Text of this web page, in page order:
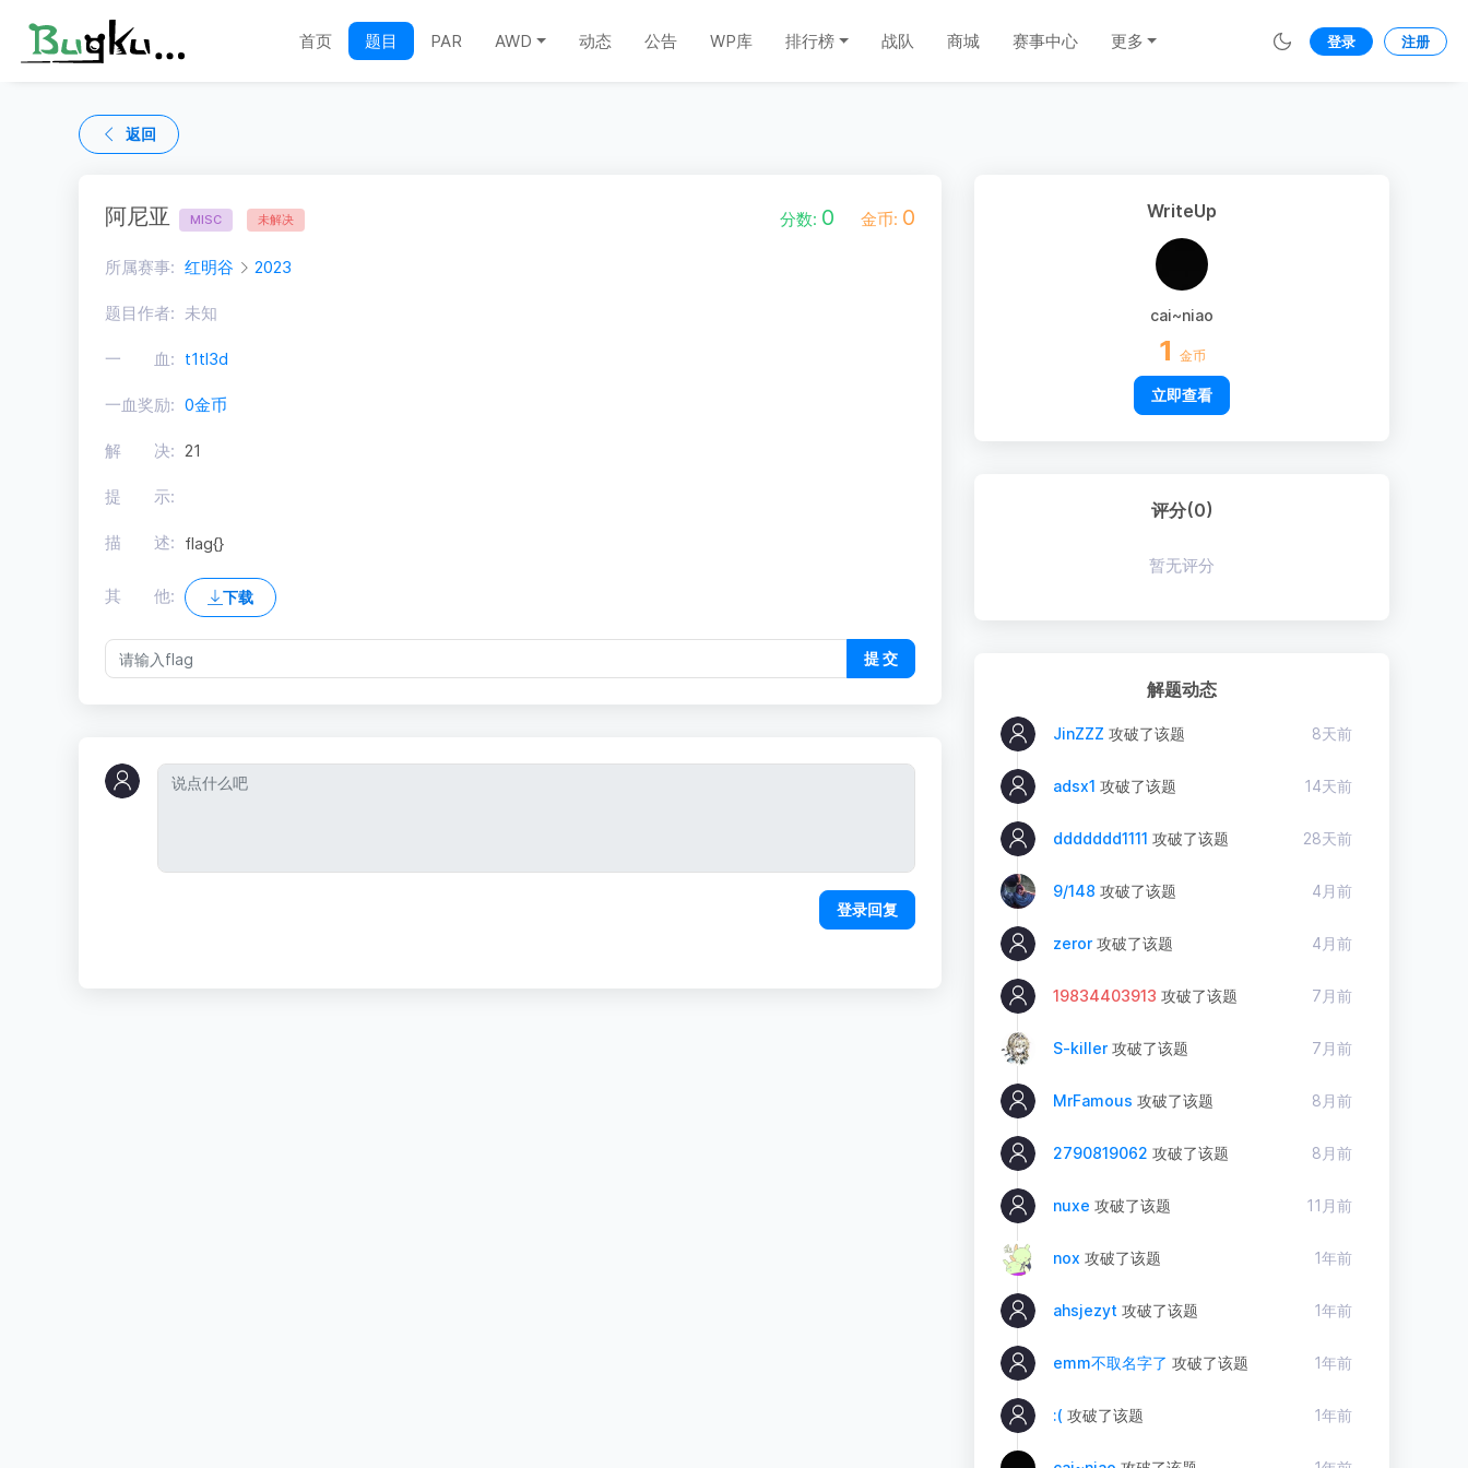
首页 题目 PAR AWD 动态 公告 WP库 排行榜 战队 商城 赛事中心 更多 登录 注册
返回
阿尼亚 MISC 未解决 分数: 0 金币: 0
所属赛事: 红明谷 2023
题目作者: 未知
一 血: t1tl3d
一血奖励: 0金币
解 决: 21
提 示:
描 述: flag{}
其 他: 下载
提 交
登录回复
WriteUp
cai~niao
1 金币
立即查看
评分(0)
暂无评分
解题动态
JinZZZ 攻破了该题 8天前
adsx1 攻破了该题 14天前
ddddddd1111 攻破了该题 28天前
9/148 攻破了该题 4月前
zeror 攻破了该题 4月前
19834403913 攻破了该题 7月前
S-killer 攻破了该题 7月前
MrFamous 攻破了该题 8月前
2790819062 攻破了该题 8月前
nuxe 攻破了该题 11月前
nox 攻破了该题 1年前
ahsjezyt 攻破了该题 1年前
emm不取名字了 攻破了该题 1年前
:( 攻破了该题 1年前